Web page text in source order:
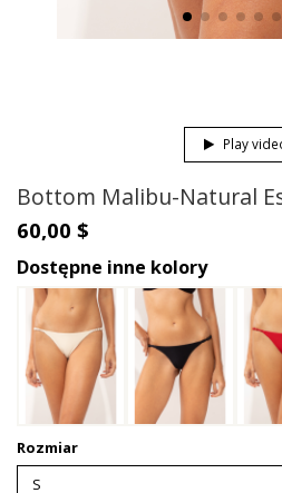
Play
Bottom Malibu-Natural
60,00 $
Dostępne inne kolory
Rozmiar